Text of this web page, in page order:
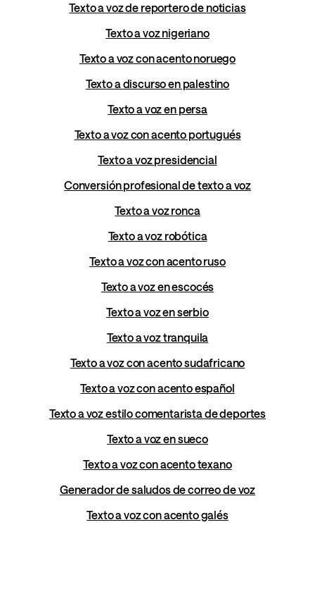
Texto a voz de reportero de noticias
Texto a voz nigeriano
Texto a voz con acento noruego
Texto a discurso en palestino
Texto a voz en persa
Texto a voz con acento portugués
Texto a voz presidencial
Conversión profesional de texto a voz
Texto a voz ronca
Texto a voz robótica
Texto a voz con acento ruso
Texto a voz en escocés
Texto a voz en serbio
Texto a voz tranquila
Texto a voz con acento sudafricano
Texto a voz con acento español
Texto a voz estilo comentarista de deportes
Texto a voz en sueco
Texto a voz con acento texano
Generador de saludos de correo de voz
Texto a voz con acento galés